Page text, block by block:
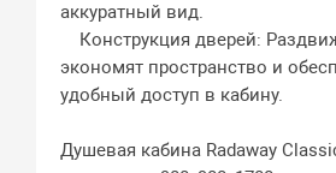
аккуратный вид.
Конструкция дверей:
экономят пространство и
удобный доступ в кабину.
Душевая кабина Radaway